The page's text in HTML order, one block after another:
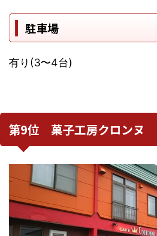
駐車場
有り(3〜4台)
第9位 菓子工房クロンヌ